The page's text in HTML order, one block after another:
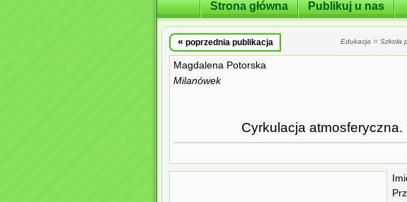
Strona główna Publikuj u nas
« poprzednia publikacja Edukacja » Szkoła
Magdalena Potorska
Milanówek
Cyrkulacja